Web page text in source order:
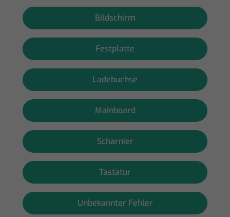
Bildschirm
Festplatte
Ladebuchse
Mainboard
Scharnier
Tastatur
Unbekannter Fehler